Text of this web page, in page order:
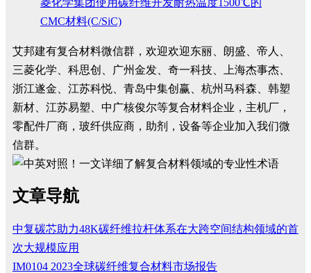
菱化学集团使用碳纤维开发耐热温度1500℃的
CMC材料(C/SiC)
艾邦建有复合材料微信群，欢迎欢迎东丽、朗盛、帝人、
三菱化学、科思创、广州金发、奇一科技、上海杰事杰、
浙江遂金、江苏科悦、青岛中集创赢、杭州马科森、韩塑
新材、江苏易塑、中广核俊尔等复合材料企业，主机厂，
零配件厂商，玻纤供应商，助剂，设备等企业加入我们微
信群。
文章导航
中复碳芯助力48K碳纤维拉杆体系在大跨空间结构领域的首
次大规模应用
IM0104 2023全球碳纤维复合材料市场报告